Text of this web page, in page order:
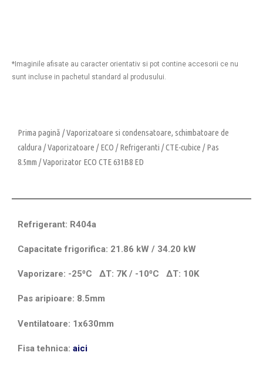
*Imaginile afisate au caracter orientativ si pot contine accesorii ce nu
sunt incluse in pachetul standard al produsului.
Prima pagină /Vaporizatoare si condensatoare, schimbatoare de
caldura /Vaporizatoare /ECO /Refrigeranti /CTE-cubice /Pas
8.5mm / Vaporizator ECO CTE 631B8 ED
Refrigerant: R404a
Capacitate frigorifica: 21.86 kW / 34.20 kW
Vaporizare: -25⁰C ΔT: 7K / -10⁰C ΔT: 10K
Pas aripioare: 8.5mm
Ventilatoare: 1x630mm
Fisa tehnica: aici